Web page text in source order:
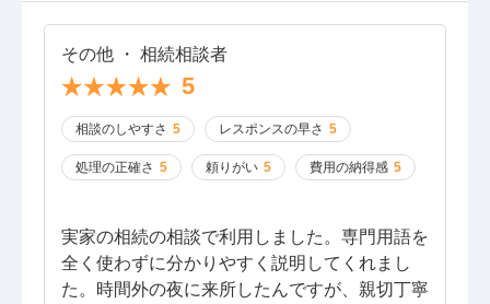
その他 ・ 相続相談者
5
相談のしやすさ 5 レスポンスの早さ 5
処理の正確さ 5 頼りがい 5 費用の納得感 5
実家の相続の相談で利用しました。専門用語を
全く使わずに分かりやすく説明してくれまし
た。時間外の夜に来所したんですが、親切丁寧